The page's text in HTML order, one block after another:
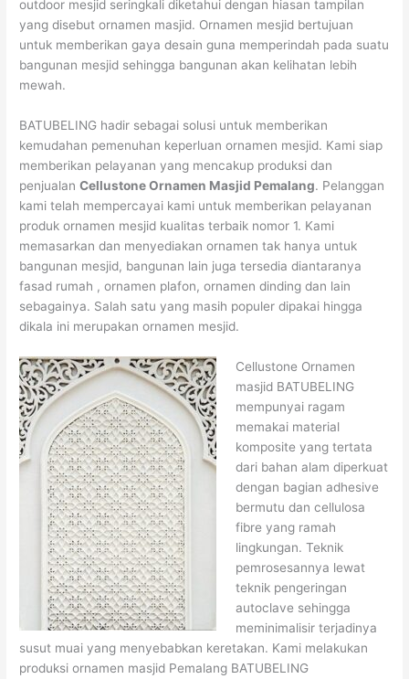
outdoor mesjid seringkali diketahui dengan hiasan tampilan
yang disebut ornamen masjid. Ornamen mesjid bertujuan
untuk memberikan gaya desain guna memperindah pada suatu
bangunan mesjid sehingga bangunan akan kelihatan lebih
mewah.
BATUBELING hadir sebagai solusi untuk memberikan
kemudahan pemenuhan keperluan ornamen mesjid. Kami siap
memberikan pelayanan yang mencakup produksi dan
penjualanCellustone Ornamen Masjid Pemalang. Pelanggan
kami telah mempercayai kami untuk memberikan pelayanan
produk ornamen mesjid kualitas terbaik nomor 1. Kami
memasarkan dan menyediakan ornamen tak hanya untuk
bangunan mesjid, bangunan lain juga tersedia diantaranya
fasad rumah , ornamen plafon, ornamen dinding dan lain
sebagainya. Salah satu yang masih populer dipakai hingga
dikala ini merupakan ornamen mesjid.
Cellustone Ornamen
masjid BATUBELING
mempunyai ragam
memakai material
komposite yang tertata
dari bahan alam diperkuat
dengan bagian adhesive
bermutu dan cellulosa
fibre yang ramah
lingkungan. Teknik
pemrosesannya lewat
teknik pengeringan
autoclave sehingga
meminimalisir terjadinya
susut muai yang menyebabkan keretakan. Kami melakukan
produksi ornamen masjid Pemalang BATUBELING